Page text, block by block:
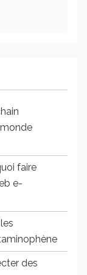
faire
e-
des